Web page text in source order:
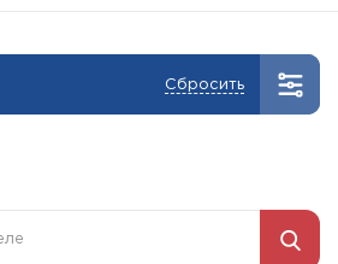
Сбросить